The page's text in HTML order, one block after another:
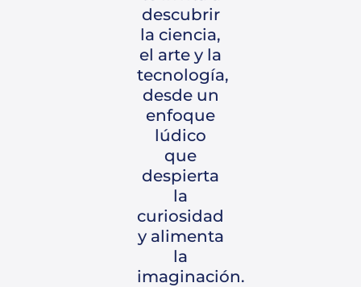
descubrir
la ciencia,
el arte y la
tecnología,
desde un
enfoque
lúdico
que
despierta
la
curiosidad
y alimenta
la
imaginación.